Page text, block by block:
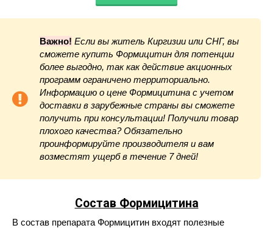
Важно! Если вы житель Киргизии или СНГ, вы
сможете купить Формицитин для потенции
более выгодно, так как действие акционных
программ ограничено территориально.
Информацию о цене Формицитина с учетом
доставки в зарубежные страны вы сможете
получить при консультации! Получили товар
плохого качества? Обязательно
проинформируйте производителя и вам
возместят ущерб в течение 7 дней!
Состав Формицитина
В состав препарата Формицитин входят полезные